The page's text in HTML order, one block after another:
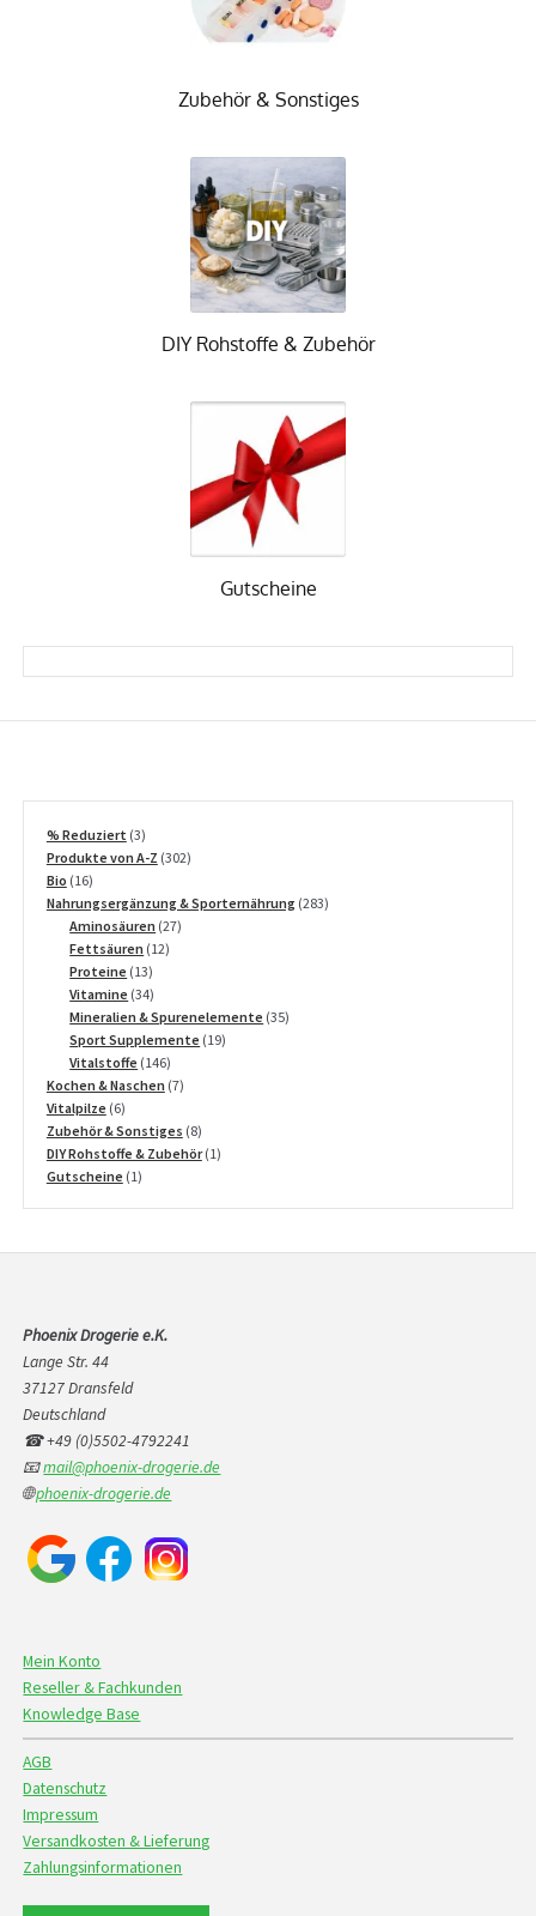
Zubehör & Sonstiges
DIY Rohstoffe & Zubehör
Gutscheine
% Reduziert 33
Produkte
Produkte von A-Z 302302
Bio 1616
Produkte
Nahrungsergänzung & Sporternährung 283283
Aminosäuren 2727
Fettsäuren 1212
Proteine 1313
Produkte
Vitamine 3434
Produkte
Mineralien & Spurenelemente 3535
Sport Supplemente 1919
Vitalstoffe 146146
Produkte
Kochen & Naschen 77
Vitalpilze 66
Produkte
Zubehör & Sonstiges 88
Produkte
DIY Rohstoffe & Zubehör 11
Gutscheine 11
Phoenix Drogerie e.K.
Lange Str. 44
37127 Dransfeld
Deutschland
☎ +49 (0)5502-4792241
📧mail@phoenix-drogerie.de
🌐phoenix-drogerie.de
Mein Konto
Reseller & Fachkunden
Knowledge Base
AGB
Datenschutz
Impressum
Versandkosten & Lieferung
Zahlungsinformationen